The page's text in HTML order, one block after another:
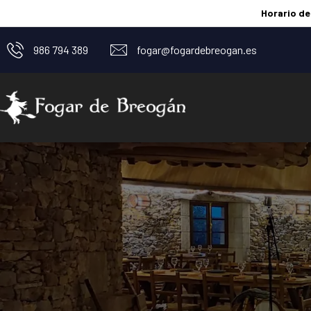
Horario
986 794 389 fogar@fogardebreogan.es